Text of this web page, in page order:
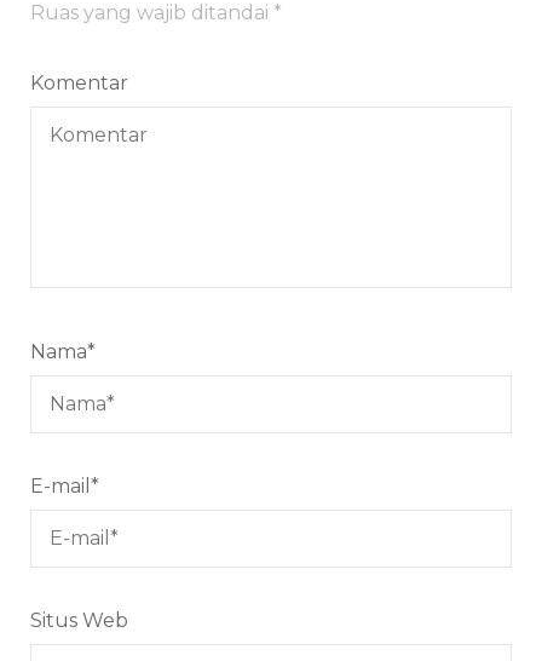
Ruas yang wajib ditandai *
Komentar
Nama*
E-mail *
Situs Web